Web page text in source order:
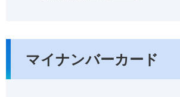
マイナンバーカード